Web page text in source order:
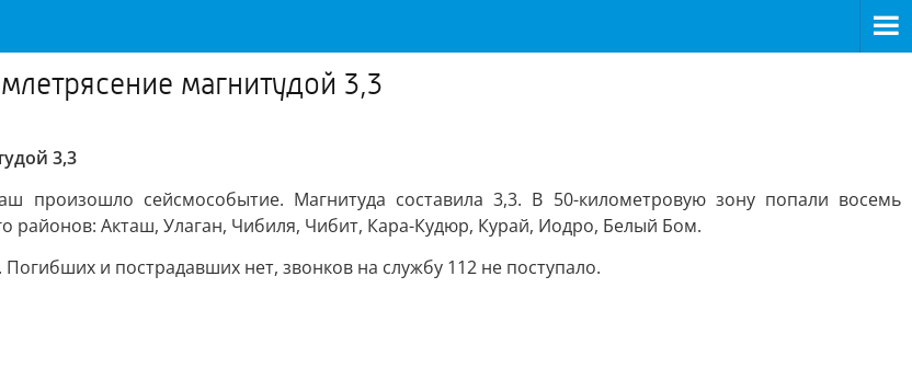
магнитудой 3,3
3,3
произошло сейсмособытие. Магнитуда составила 3,3. В 50-километровую зону попали восемь
районов: Акташ, Улаган, Чибиля, Чибит, Кара-Кудюр, Курай, Иодро, Белый Бом.
и пострадавших нет, звонков на службу 112 не поступало.